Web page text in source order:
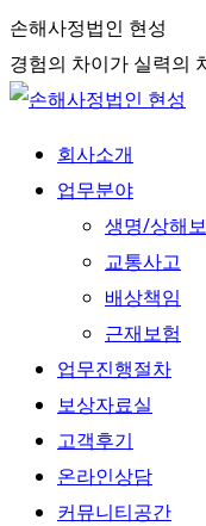
Skip
to
content
손해사정법인 현성
경험의 차이가 실력의
회사소개
업무분야
생명/상해
교통사고
배상책임
근재보험
업무진행절차
보상자료실
고객후기
온라인상담
커뮤니티공간